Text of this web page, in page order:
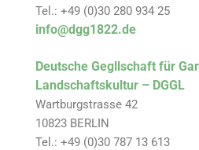
Tel.: +49 (0)30 280 934 25
info@dgg1822.de
Deutsche Gegllschaft für
Landschaftskultur – DGGL
Wartburgstrasse 42
10823 BERLIN
Tel.: +49 (0)30 787 13 613